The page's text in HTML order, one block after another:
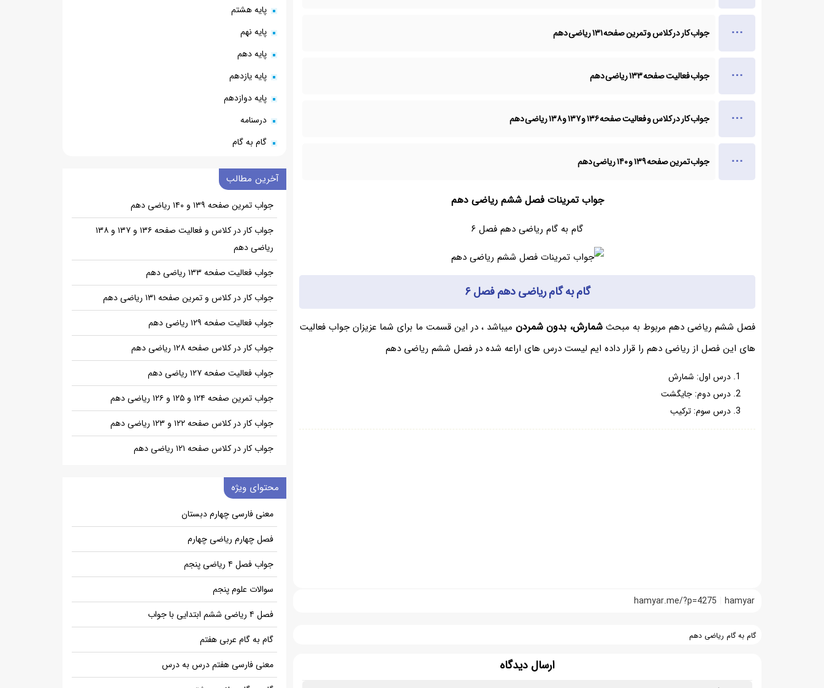
جواب کار در کلاس و تمرین صفحه ۱۳۱ ریاضی دهم
جواب فعالیت صفحه ۱۳۳ ریاضی دهم
جواب کار در کلاس و فعالیت صفحه ۱۳۶ و ۱۳۷ و ۱۳۸ ریاضی دهم
جواب تمرین صفحه ۱۳۹ و ۱۴۰ ریاضی دهم
جواب تمرینات فصل ششم ریاضی دهم
گام به گام ریاضی دهم فصل ۶
گام به گام ریاضی دهم فصل ۶
فصل ششم ریاضی دهم مربوط به مبحث شمارش، بدون شمردن میباشد ، در این قسمت ما برای شما عزیزان جواب فعالیت
های این فصل از ریاضی دهم را قرار داده ایم لیست درس های اراعه شده در فصل ششم ریاضی دهم
درس اول: شمارش
درس دوم: جایگشت
درس سوم: ترکیب
hamyar
hamyar.me/?p=4275
گام به گام ریاضی دهم
ارسال دیدگاه
پایه هشتم
پایه نهم
پایه دهم
پایه یازدهم
پایه دوازدهم
درسنامه
گام به گام
آخرین مطالب
جواب تمرین صفحه ۱۳۹ و ۱۴۰ ریاضی دهم
جواب کار در کلاس و فعالیت صفحه ۱۳۶ و ۱۳۷ و ۱۳۸
ریاضی دهم
جواب فعالیت صفحه ۱۳۳ ریاضی دهم
جواب کار در کلاس و تمرین صفحه ۱۳۱ ریاضی دهم
جواب فعالیت صفحه ۱۲۹ ریاضی دهم
جواب کار در کلاس صفحه ۱۲۸ ریاضی دهم
جواب فعالیت صفحه ۱۲۷ ریاضی دهم
جواب تمرین صفحه ۱۲۴ و ۱۲۵ و ۱۲۶ ریاضی دهم
جواب کار در کلاس صفحه ۱۲۲ و ۱۲۳ ریاضی دهم
جواب کار در کلاس صفحه ۱۲۱ ریاضی دهم
محتوای ویژه
معنی فارسی چهارم دبستان
فصل چهارم ریاضی چهارم
جواب فصل ۴ ریاضی پنجم
سوالات علوم پنجم
فصل ۴ ریاضی ششم ابتدایی با جواب
گام به گام عربی هفتم
معنی فارسی هفتم درس به درس